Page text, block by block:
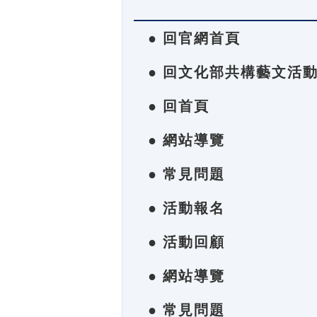
● 回官網首頁
● 回文化部共構藝文活
● 回首頁
● 網站導覽
● 常見問題
● 活動報名
● 活動回顧
● 網站導覽
● 常見問題